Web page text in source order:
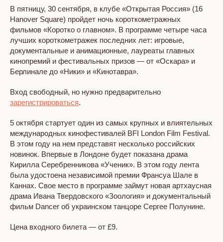
В пятницу, 30 сентября, в клубе «Открытая Россия» (16
Hanover Square) пройдет ночь короткометражных
фильмов «Коротко о главном». В программе четыре часа
лучших короткометражек последних лет: игровые,
документальные и анимационные, лауреаты главных
кинопремий и фестивальных призов — от «Оскара» и
Берлинале до «Ники» и «Кинотавра».
Вход свободный, но нужно предварительно
зарегистрироваться.
5 октября стартует один из самых крупных и влиятельных
международных кинофестивалей BFI London Film Festival.
В этом году на нем представят несколько российских
новинок. Впервые в Лондоне будет показана драма
Кирилла Серебренникова «Ученик». В этом году лента
была удостоена независимой премии Франсуа Шале в
Каннах. Свое место в программе займут новая артхаусная
драма Ивана Твердовского «Зоология» и документальный
фильм Dancer об украинском танцоре Сергее Полунине.
Цена входного билета — от £9.